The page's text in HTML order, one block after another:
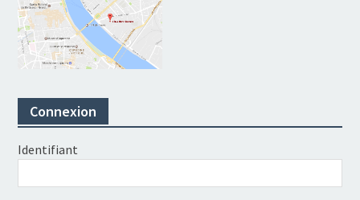
Connexion
Identifiant